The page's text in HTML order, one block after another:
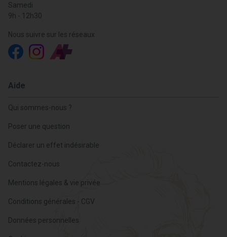
Samedi
9h - 12h30
Nous suivre sur les réseaux
Aide
Qui sommes-nous ?
Poser une question
Déclarer un effet indésirable
Contactez-nous
Mentions légales & vie privée
Conditions générales - CGV
Données personnelles